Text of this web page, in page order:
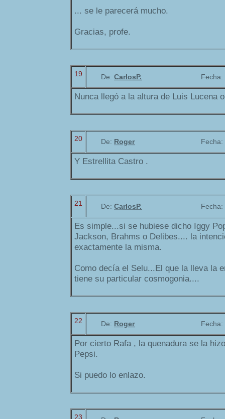
... se le parecerá mucho.
Gracias, profe.
19 De: CarlosP. Fecha:
Nunca llegó a la altura de Luis Lucena
20 De: Roger Fecha:
Y Estrellita Castro .
21 De: CarlosP. Fecha:
Es simple...si se hubiese dicho Iggy
Jackson, Brahms o Delibes.... la
exactamente la misma.
Como decía el Selu...El que la lleva la
tiene su particular cosmogonia....
22 De: Roger Fecha:
Por cierto Rafa , la quenadura se la
Pepsi.
Si puedo lo enlazo.
23